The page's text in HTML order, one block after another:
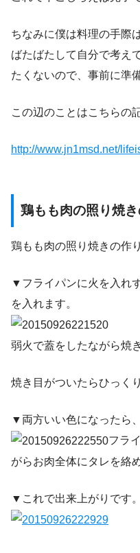
ちなみに僕は料理の手際
ばたばたして自分で考え
たくないので、事前に準
この辺のことはこちらの
http://www.jn1msd.net/
鶏もも肉の照り焼
鶏もも肉の照り焼きの作
▼フライパンに火を入れ
を入れます。
弱火で蓋をしたながら焼
焼き目がついたらひっく
▼両方いい色になったら
フラ
がらお肉全体にタレを絡
▼これで出来上がりです。